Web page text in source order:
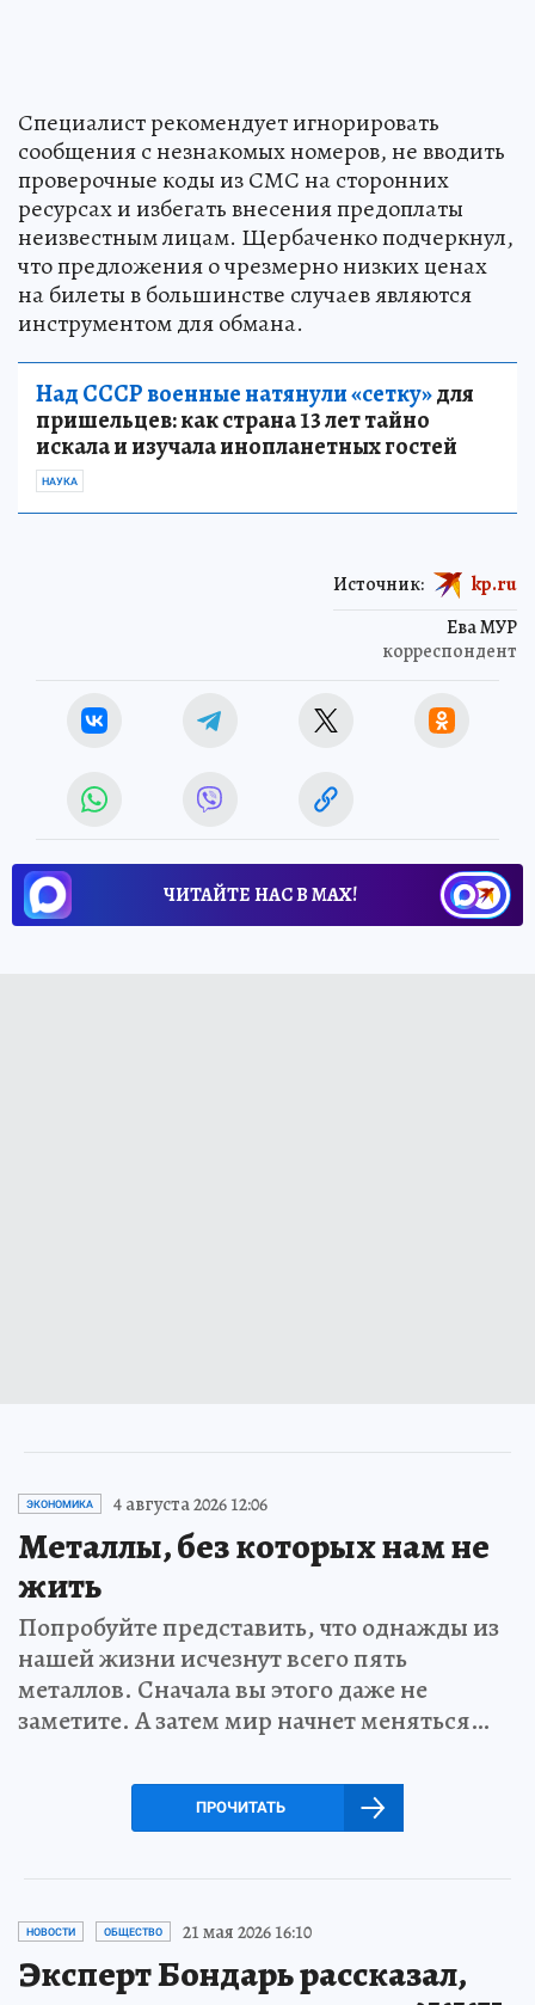
Специалист рекомендует игнорировать
сообщения с незнакомых номеров, не вводить
проверочные коды из СМС на сторонних
ресурсах и избегать внесения предоплаты
неизвестным лицам. Щербаченко подчеркнул,
что предложения о чрезмерно низких ценах
на билеты в большинстве случаев являются
инструментом для обмана.
Над СССР военные натянули «сетку»для
пришельцев: как страна 13 лет тайно
искала и изучала инопланетных гостей
НАУКА
Ева МУР
корреспондент
Источник: kp.ru
ЧИТАЙТЕ НАС В МАХ!
ЭКОНОМИКА 4 августа 2026 12:06
Металлы, без которых нам не
жить
Попробуйте представить, что однажды из
нашей жизни исчезнут всего пять
металлов. Сначала вы этого даже не
заметите. А затем мир начнет меняться…
ПРОЧИТАТЬ
НОВОСТИ ОБЩЕСТВО 21 мая 2026 16:10
Эксперт Бондарь рассказал,